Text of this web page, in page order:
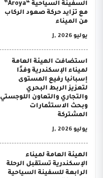
السفينة السياحية “Aroya”
مع تزايد حركة صعود الركاب
من الميناء
يوليو J, 2026
استضافت الهيئة العامة
لميناء الإسكندرية وفدًا
إسبانيا رفيع المستوى
لتعزيز الربط البحري
والتجاري والتعاون اللوجستي
وبحث الاستثمارات
المشتركة
يوليو J, 2026
الهيئة العامة لميناء
الإسكندرية تستقبل الرحلة
الرابعة للسفينة السياحية